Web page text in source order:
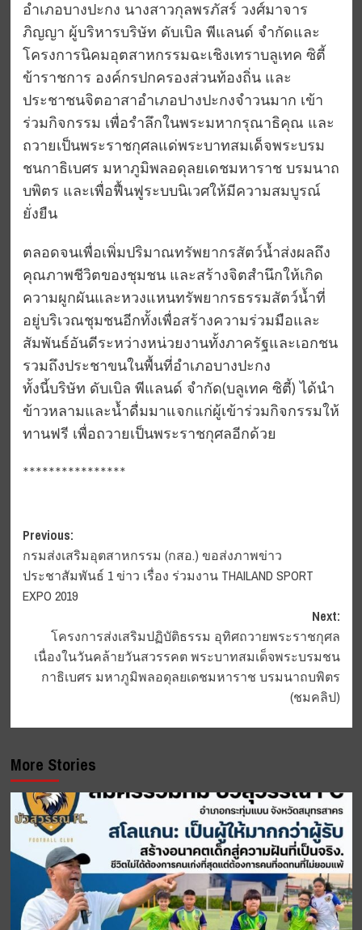
อำเภอบางปะกง นางสาวกุลพรภัสร์ วงศ์มาจาร
ภิญญา ผู้บริหารบริษัท ดับเบิล พีแลนด์ จำกัดและ
โครงการนิคมอุตสาหกรรมฉะเชิงเทราบลูเทค ซิตี้
ข้าราชการ องค์กรปกครองส่วนท้องถิ่น และ
ประชาชนจิตอาสาอำเภอปางปะกงจำวนมาก เข้า
ร่วมกิจกรรม เพื่อรำลึกในพระมหากรุณาธิคุณ และ
ถวายเป็นพระราชกุศลแด่พระบาทสมเด็จพระบรม
ชนกาธิเบศร มหาภูมิพลอดุลยเดชมหาราช บรมนาถ
บพิตร และเพื่อฟื้นฟูระบบนิเวศให้มีความสมบูรณ์
ยั่งยืน
ตลอดจนเพื่อเพิ่มปริมาณทรัพยากรสัตว์น้ำส่งผลถึง
คุณภาพชีวิตของชุมชน และสร้างจิตสำนึกให้เกิด
ความผูกผันและหวงแหนทรัพยากรธรรมสัตว์น้ำที่
อยู่บริเวณชุมชนอีกทั้งเพื่อสร้างความร่วมมือและ
สัมพันธ์อันดีระหว่างหน่วยงานทั้งภาครัฐและเอกชน
รวมถึงประชาขนในพื้นที่อำเภอบางปะกง
ทั้งนี้บริษัท ดับเบิล พีแลนด์ จำกัด(บลูเทค ซิตี้) ได้นำ
ข้าวหลามและน้ำดื่มมาแจกแก่ผู้เข้าร่วมกิจกรรมให้
ทานฟรี เพื่อถวายเป็นพระราชกุศลอีกด้วย
****************
Post
navigation
Previous:
กรมส่งเสริมอุตสาหกรรม (กสอ.) ขอส่งภาพข่าว
ประชาสัมพันธ์ 1 ข่าว เรื่อง ร่วมงาน THAILAND SPORT
EXPO 2019
Next:
โครงการส่งเสริมปฏิบัติธรรม อุทิศถวายพระราชกุศล
เนื่องในวันคล้ายวันสวรรคต พระบาทสมเด็จพระบรมชน
กาธิเบศร มหาภูมิพลอดุลยเดชมหาราช บรมนาถบพิตร
(ชมคลิป)
More Stories